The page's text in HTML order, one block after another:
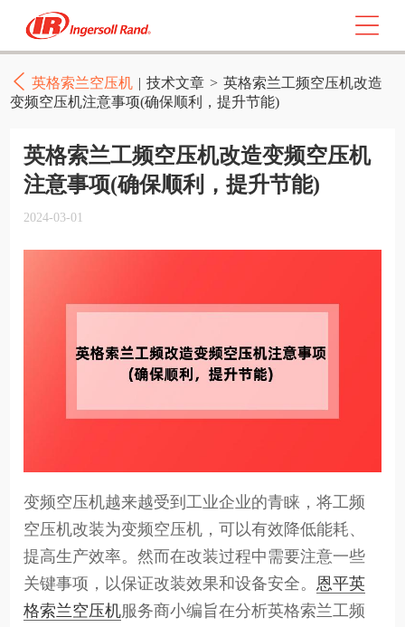
英格索兰空压机 | 技术文章 > 英格索兰工频空压机改造
变频空压机注意事项(确保顺利，提升节能)
英格索兰工频空压机改造变频空压机
注意事项(确保顺利，提升节能)
2024-03-01
变频空压机越来越受到工业企业的青睐，将工频
空压机改装为变频空压机，可以有效降低能耗、
提高生产效率。然而在改装过程中需要注意一些
关键事项，以保证改装效果和设备安全。 恩平英
格索兰空压机服务商小编旨在分析英格索兰工频